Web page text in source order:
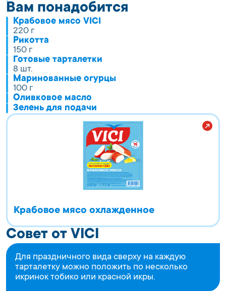
Вам понадобится
Крабовое мясо VICI
220 г
Рикотта
150 г
Готовые тарталетки
8 шт.
Маринованные огурцы
100 г
Оливковое масло
Зелень для подачи
Крабовое мясо охлажденное
Совет от VICI
Для праздничного вида сверху на каждую
тарталетку можно положить по несколько
икринок тобико или красной икры.